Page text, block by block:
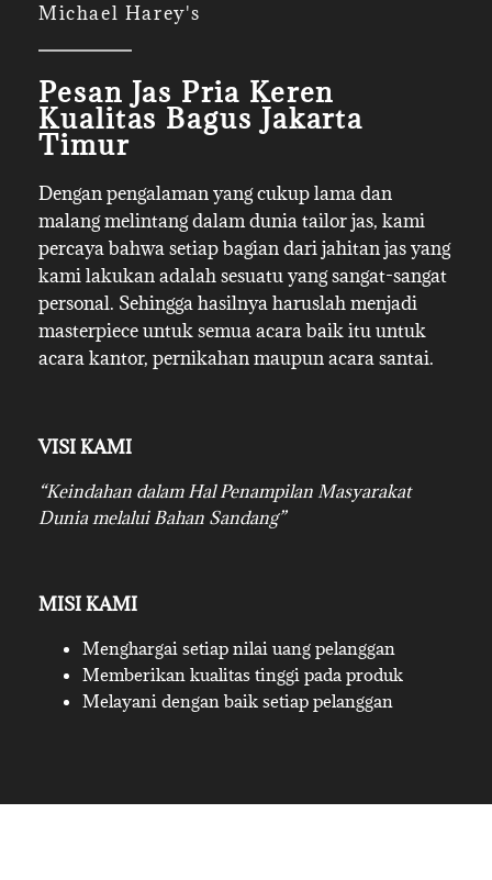
Michael Harey's
Pesan Jas Pria Keren
Kualitas Bagus Jakarta
Timur
Dengan pengalaman yang cukup lama dan
malang melintang dalam dunia tailor jas, kami
percaya bahwa setiap bagian dari jahitan jas yang
kami lakukan adalah sesuatu yang sangat-sangat
personal. Sehingga hasilnya haruslah menjadi
masterpiece untuk semua acara baik itu untuk
acara kantor, pernikahan maupun acara santai.
VISI KAMI
“Keindahan dalam Hal Penampilan Masyarakat
Dunia melalui Bahan Sandang”
MISI KAMI
Menghargai setiap nilai uang pelanggan
Memberikan kualitas tinggi pada produk
Melayani dengan baik setiap pelanggan